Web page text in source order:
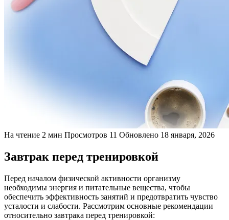
На чтение 2 мин Просмотров 11 Обновлено 18 января, 2026
Завтрак перед тренировкой
Перед началом физической активности организму
необходимы энергия и питательные вещества, чтобы
обеспечить эффективность занятий и предотвратить чувство
усталости и слабости. Рассмотрим основные рекомендации
относительно завтрака перед тренировкой: